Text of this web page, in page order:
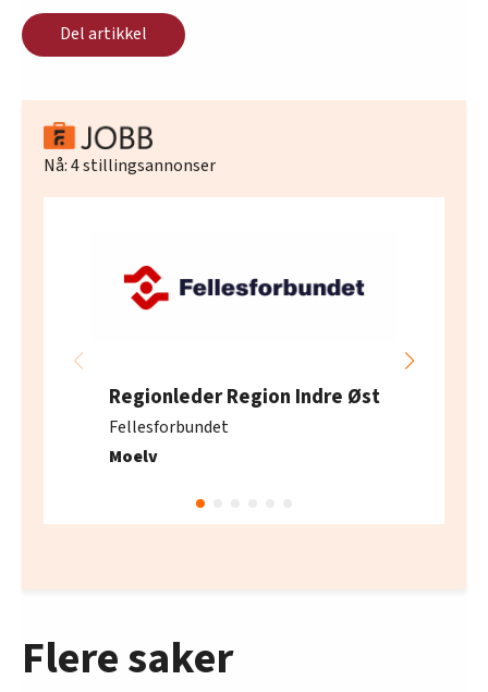
Del artikkel
Nå:4stillingsannonser
Regionleder Region Indre Øst
Fellesforbundet
Moelv
Flere saker